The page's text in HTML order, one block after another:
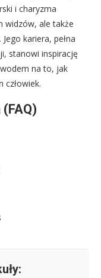
i charyzma
widzów, ale także
kariera, pełna
stanowi inspirację
na to, jak
człowiek.